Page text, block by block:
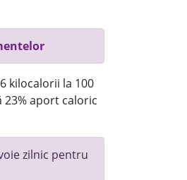
kilocalorii la 100
aport caloric
zilnic pentru